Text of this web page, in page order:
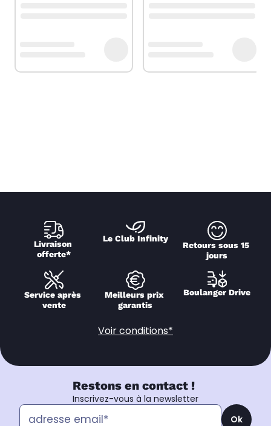
Livraison
offerte*
Le Club Infinity
Retours sous 15
jours
Service après
vente
Meilleurs prix
garantis
Boulanger Drive
Voir conditions*
Restons en contact !
Inscrivez-vous à la newsletter
Ok